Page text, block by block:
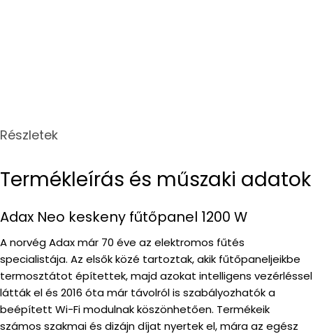
Részletek
Termékleírás és műszaki adatok
Adax Neo keskeny fűtőpanel 1200 W
A norvég Adax már 70 éve az elektromos fűtés
specialistája. Az elsők közé tartoztak, akik fűtőpaneljeikbe
termosztátot építettek, majd azokat intelligens vezérléssel
látták el és 2016 óta már távolról is szabályozhatók a
beépített Wi-Fi modulnak köszönhetően. Termékeik
számos szakmai és dizájn díjat nyertek el, mára az egész